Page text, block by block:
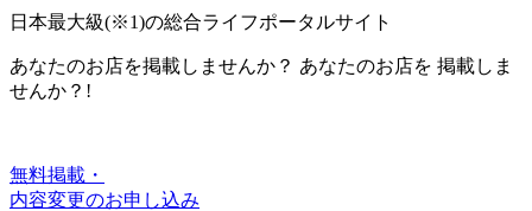
日本最大級(※1)の総合ライフポータルサイト
あなたのお店を掲載しませんか？ あなたのお店を 掲載しま
せんか？!
無料掲載・
内容変更のお申し込み